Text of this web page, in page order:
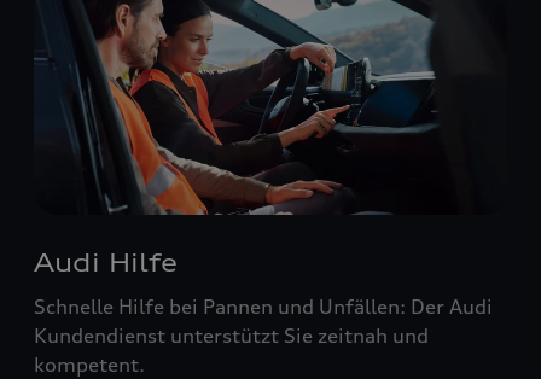
Audi Hilfe
Schnelle Hilfe bei Pannen und Unfällen: Der Audi
Kundendienst unterstützt Sie zeitnah und
kompetent.